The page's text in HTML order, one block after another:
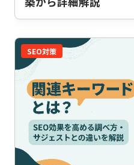
SEO対策